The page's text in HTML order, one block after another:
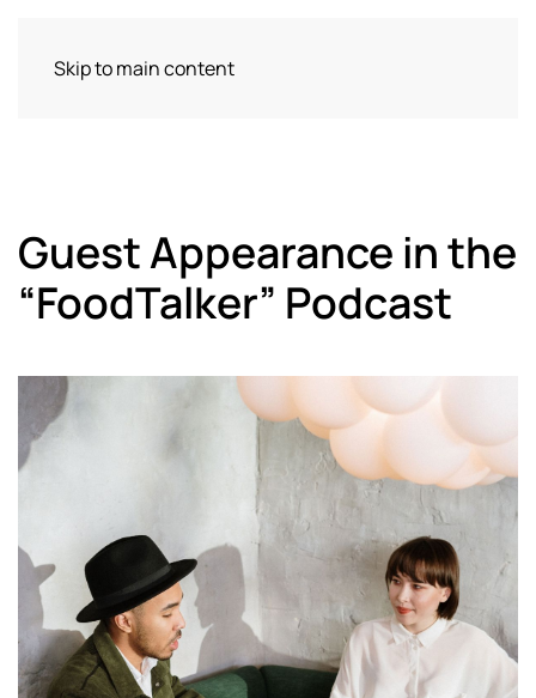
Skip to main content
Guest Appearance in the
“FoodTalker” Podcast